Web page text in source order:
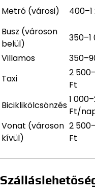
Metró (városi)
Busz (városon
belül)
350–1
Villamos
Taxi
2
Ft
Biciklikölcsönzés
1
Ft/
Vonat (városon
kívül)
2
Ft